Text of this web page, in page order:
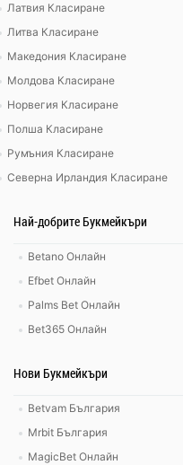
Латвия Класиране
Литва Класиране
Македония Класиране
Молдова Класиране
Норвегия Класиране
Полша Класиране
Румъния Класиране
Северна Ирландия Класиране
Най-добрите Букмейкъри
Betano Онлайн
Efbet Онлайн
Palms Bet Онлайн
Bet365 Онлайн
Нови Букмейкъри
Betvam България
Mrbit България
MagicBet Онлайн